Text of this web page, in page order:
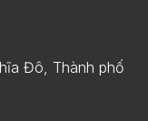
Đô, Thành phố